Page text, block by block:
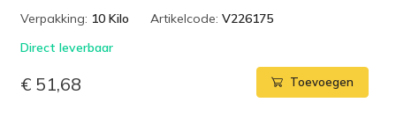
Verpakking: 10 Kilo Artikelcode: V226175
Direct leverbaar
€ 51,68 Toevoegen